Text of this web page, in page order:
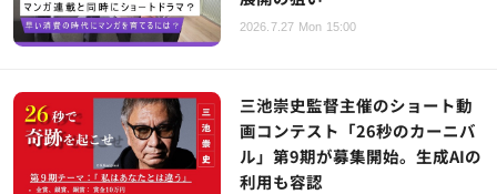
2026.7.27 Mon 15:00
三池崇史監督主催のショート動
画コンテスト「26秒のカーニバ
ル」第9期が募集開始。生成AIの
利用も容認